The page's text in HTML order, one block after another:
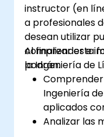
instructor (en
a profesionales
desean utilizar
comprender e
la Ingeniería de
Al finalizar esta
podrán:
Ingeniería
aplicados
Analizar las